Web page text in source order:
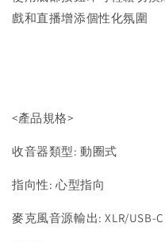
戲和直播增添個性化氛圍
<產品規格>
收音器類型: 動圈式
指向性: 心型指向
麥克風音源輸出: XLR/USB-C